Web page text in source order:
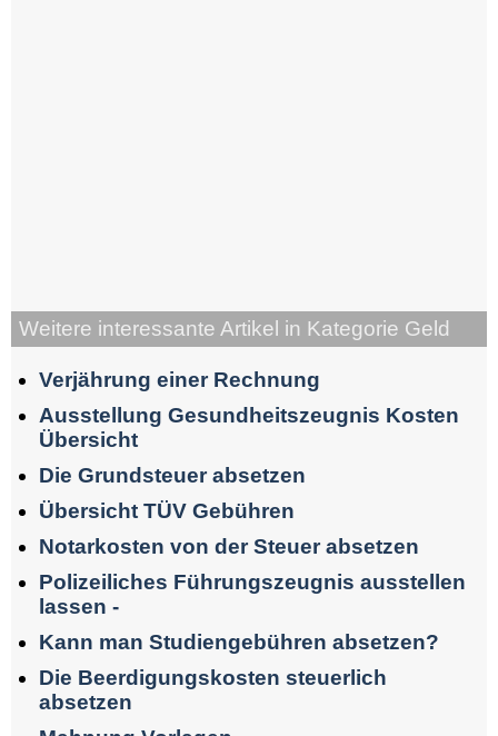
Weitere interessante Artikel in Kategorie Geld
Verjährung einer Rechnung
Ausstellung Gesundheitszeugnis Kosten
Übersicht
Die Grundsteuer absetzen
Übersicht TÜV Gebühren
Notarkosten von der Steuer absetzen
Polizeiliches Führungszeugnis ausstellen
lassen -
Kann man Studiengebühren absetzen?
Die Beerdigungskosten steuerlich
absetzen